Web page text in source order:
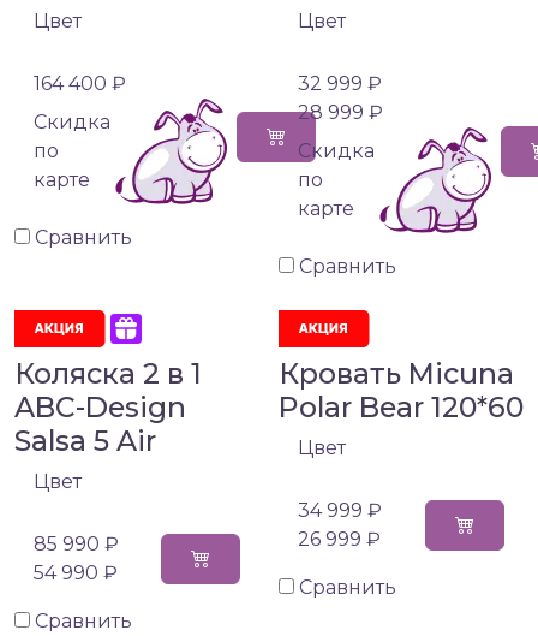
Цвет
164 400 ₽
Cкидка
по
карте
Сравнить
Цвет
32 999 ₽
28 999 ₽
Cкидка
по
карте
Сравнить
Коляска 2 в 1
ABC-Design
Salsa 5 Air
Цвет
85 990 ₽
54 990 ₽
Сравнить
Кровать Micuna
Polar Bear 120*60
Цвет
34 999 ₽
26 999 ₽
Сравнить